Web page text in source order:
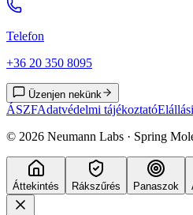
Telefon
+36 20 350 8095
Üzenjen nekünk
ÁSZFAdatvédelmi tájékoztató
© 2026 Neumann Labs · Spring
Áttekintés Rákszűrés Panaszok